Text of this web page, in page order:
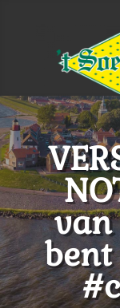
van
bent